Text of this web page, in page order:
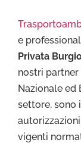
e
Privata
nostri
Nazionale ed
settore, sono
vigenti